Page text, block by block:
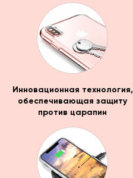
Инновационная технология,
обеспечивающая защиту
против царапин